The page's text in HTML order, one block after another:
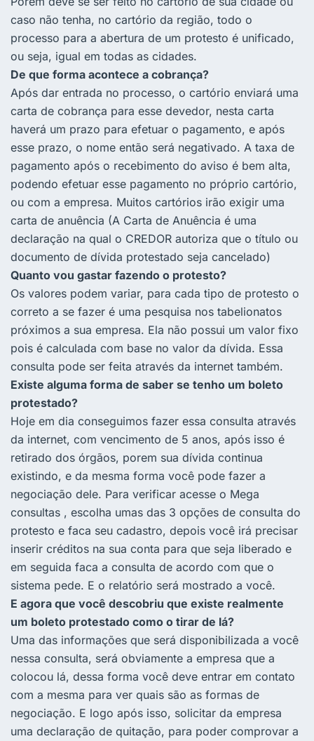
caso não tenha, no cartório da região, todo o
processo para a abertura de um protesto é unificado,
ou seja, igual em todas as cidades.
De que forma acontece a cobrança?
Após dar entrada no processo, o cartório enviará uma
carta de cobrança para esse devedor, nesta carta
haverá um prazo para efetuar o pagamento, e após
esse prazo, o nome então será negativado. A taxa de
pagamento após o recebimento do aviso é bem alta,
podendo efetuar esse pagamento no próprio cartório,
ou com a empresa. Muitos cartórios irão exigir uma
carta de anuência (A Carta de Anuência é uma
declaração na qual o CREDOR autoriza que o título ou
documento de dívida protestado seja cancelado)
Quanto vou gastar fazendo o protesto?
Os valores podem variar, para cada tipo de protesto o
correto a se fazer é uma pesquisa nos tabelionatos
próximos a sua empresa. Ela não possui um valor fixo
pois é calculada com base no valor da dívida. Essa
consulta pode ser feita através da internet também.
Existe alguma forma de saber se tenho um boleto
protestado?
Hoje em dia conseguimos fazer essa consulta através
da internet, com vencimento de 5 anos, após isso é
retirado dos órgãos, porem sua dívida continua
existindo, e da mesma forma você pode fazer a
negociação dele. Para verificar acesse o Mega
consultas , escolha umas das 3 opções de consulta do
protesto e faca seu cadastro, depois você irá precisar
inserir créditos na sua conta para que seja liberado e
em seguida faca a consulta de acordo com que o
sistema pede. E o relatório será mostrado a você.
E agora que você descobriu que existe realmente
um boleto protestado como o tirar de lá?
Uma das informações que será disponibilizada a você
nessa consulta, será obviamente a empresa que a
colocou lá, dessa forma você deve entrar em contato
com a mesma para ver quais são as formas de
negociação. E logo após isso, solicitar da empresa
uma declaração de quitação, para poder comprovar a